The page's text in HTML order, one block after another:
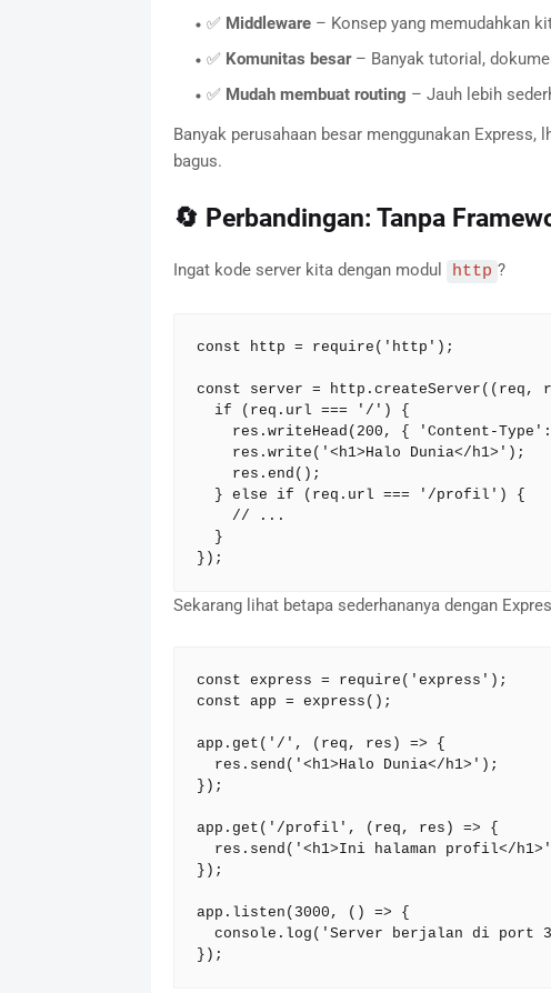
✅ Middleware– Konsep yang memudahkan
✅ Komunitas besar– Banyak tutorial,
✅ Mudah membuat routing – Jauh lebih
Banyak perusahaan besar menggunakan
bagus.
🔄 Perbandingan: Tanpa
Ingat kode server kita dengan modul http ?
const http = require('http');
const server = http.createServer((req,
});
Sekarang lihat betapa sederhananya dengan
const express = require('express');
const app = express();
app.get('/', (req, res) => {
});
app.get('/profil', (req, res) => {
});
app.listen(3000, () => {
});